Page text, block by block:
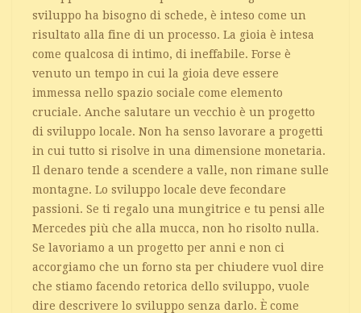
sviluppo ha bisogno di schede, è inteso come un
risultato alla fine di un processo. La gioia è intesa
come qualcosa di intimo, di ineffabile. Forse è
venuto un tempo in cui la gioia deve essere
immessa nello spazio sociale come elemento
cruciale. Anche salutare un vecchio è un progetto
di sviluppo locale. Non ha senso lavorare a progetti
in cui tutto si risolve in una dimensione monetaria.
Il denaro tende a scendere a valle, non rimane sulle
montagne. Lo sviluppo locale deve fecondare
passioni. Se ti regalo una mungitrice e tu pensi alle
Mercedes più che alla mucca, non ho risolto nulla.
Se lavoriamo a un progetto per anni e non ci
accorgiamo che un forno sta per chiudere vuol dire
che stiamo facendo retorica dello sviluppo, vuole
dire descrivere lo sviluppo senza darlo. È come